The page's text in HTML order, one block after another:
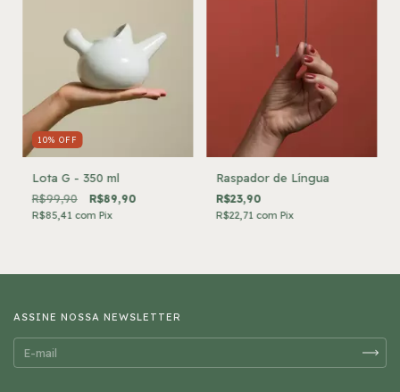
10% OFF
Lota G - 350 ml
R$99,90 R$89,90
R$85,41 com Pix
Raspador de Língua
R$23,90
R$22,71 com Pix
ASSINE NOSSA NEWSLETTER